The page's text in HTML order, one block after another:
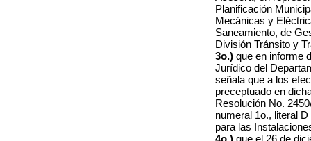
Planificación
Mecánicas y
Saneamiento, de
División Tránsito y
3o.) que en informe
Jurídico del
señala que a los
preceptuado en
Resolución No.
numeral 1o., literal
para las
4o.) que el 26 de